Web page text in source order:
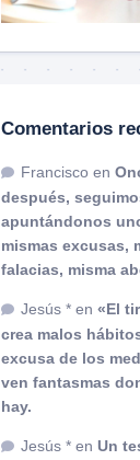
Comentarios
Francisco en
después,
apuntándonos
mismas excusas,
falacias, misma
Jesús * en «El
crea malos
excusa de los
ven fantasmas
hay.
Jesús * en Un